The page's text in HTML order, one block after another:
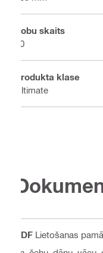
Zobu skaits
60
Produkta klase
Ultimate
PDF Lietošanas